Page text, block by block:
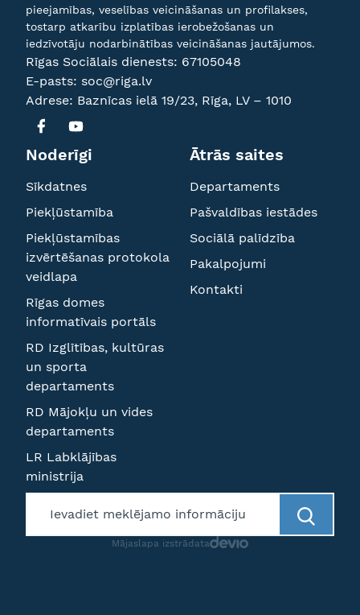
pieejamības, veselības veicināšanas un profilakses,
tostarp atkarību izplatības ierobežošanas un
iedzīvotāju nodarbinātības veicināšanas jautājumos.
Rīgas Sociālais dienests: 67105048
E-pasts: soc@riga.lv
Adrese: Baznīcas ielā 19/23, Rīga, LV – 1010
Noderīgi
Sīkdatnes
Piekļūstamība
Piekļūstamības
izvērtēšanas protokola
veidlapa
Rīgas domes
informatīvais portāls
RD Izglītības, kultūras
un sporta
departaments
RD Mājokļu un vides
departaments
LR Labklājības
ministrija
Ātrās saites
Departaments
Pašvaldības iestādes
Sociālā palīdzība
Pakalpojumi
Kontakti
Mājaslapa izstrādata